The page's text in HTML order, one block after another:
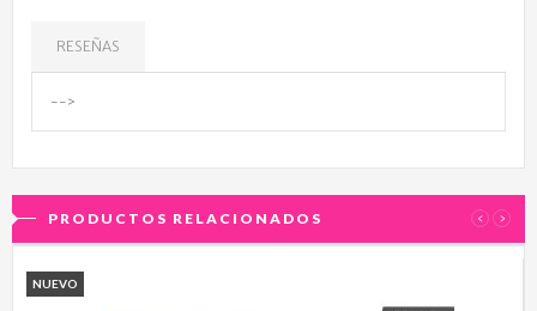
RESEÑAS
-->
PRODUCTOS RELACIONADOS ‹ ›
NUEVO